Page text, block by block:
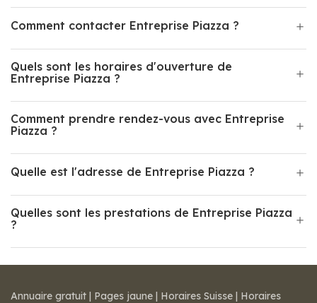
Comment contacter Entreprise Piazza ?
Quels sont les horaires d'ouverture de
Entreprise Piazza ?
Comment prendre rendez-vous avec Entreprise
Piazza ?
Quelle est l'adresse de Entreprise Piazza ?
Quelles sont les prestations de Entreprise Piazza
?
Annuaire gratuit | Pages jaune | Horaires Suisse | Horaires